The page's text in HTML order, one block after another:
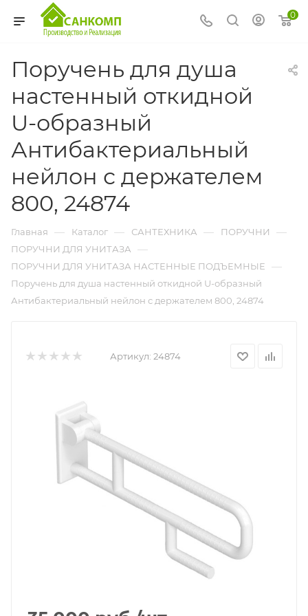
0
Поручень для душа
настенный откидной
U-образный
Антибактериальный
нейлон с держателем
800, 24874
Главная — Каталог — САНТЕХНИКА — ПОРУЧНИ —
ПОРУЧНИ ДЛЯ УНИТАЗА —
ПОРУЧНИ ДЛЯ УНИТАЗА НАСТЕННЫЕ ПОДЪЕМНЫЕ —
Поручень для душа настенный откидной U-образный
Антибактериальный нейлон с держателем 800, 24874
Артикул: 24874